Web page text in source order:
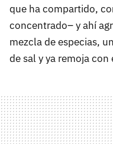
que ha compartido,
concentrado– y ahí
mezcla de especias,
de sal y ya remoja con